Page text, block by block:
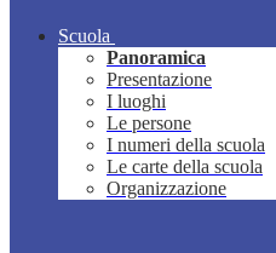
Scuola
Panoramica
Presentazione
I luoghi
Le persone
I numeri della scuola
Le carte della scuola
Organizzazione